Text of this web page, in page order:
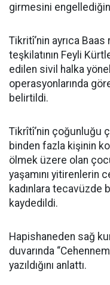
girmesini
Tikritî’nin ayrıca
teşkilatının Feyli
edilen sivil halka
operasyonlarında
belirtildi.
Tikrîtî’nin çoğunluğu
binden fazla kişinin
ölmek üzere olan
yaşamını yitirenlerin
kadınlara tecavüzde
kaydedildi.
Hapishaneden sağ
duvarında
yazıldığını anlattı.